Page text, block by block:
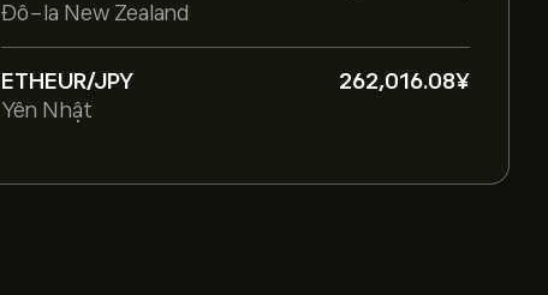
Đô-la New Zealand
ETHEUR/JPY
262,016.08‎¥‎
Yên Nhật